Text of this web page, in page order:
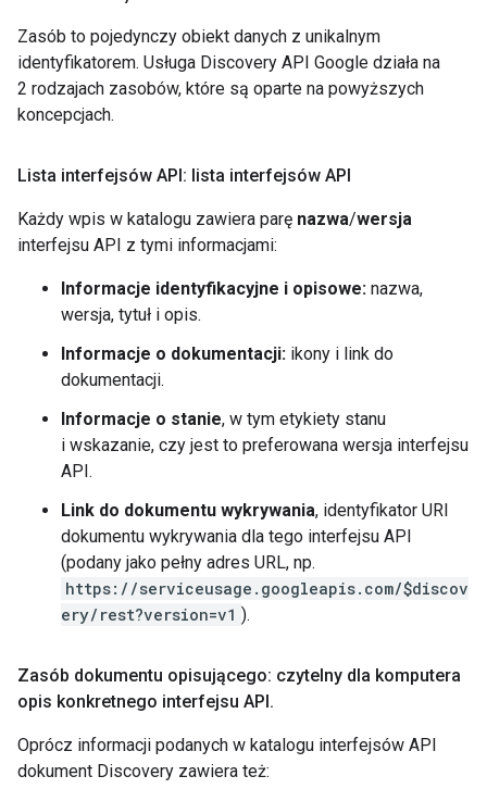
Zasób to pojedynczy obiekt danych z unikalnym
identyfikatorem. Usługa Discovery API Google działa na
2 rodzajach zasobów, które są oparte na powyższych
koncepcjach.
Lista interfejsów API: lista interfejsów API
Każdy wpis w katalogu zawiera parę nazwa/wersja
interfejsu API z tymi informacjami:
Informacje identyfikacyjne i opisowe: nazwa,
wersja, tytuł i opis.
Informacje o dokumentacji: ikony i link do
dokumentacji.
Informacje o stanie, w tym etykiety stanu
i wskazanie, czy jest to preferowana wersja interfejsu
API.
Link do dokumentu wykrywania, identyfikator URI
dokumentu wykrywania dla tego interfejsu API
(podany jako pełny adres URL, np.
https://serviceusage.googleapis.com/$discov
ery/rest?version=v1 ).
Zasób dokumentu opisującego: czytelny dla komputera
opis konkretnego interfejsu API.
Oprócz informacji podanych w katalogu interfejsów API
dokument Discovery zawiera też: